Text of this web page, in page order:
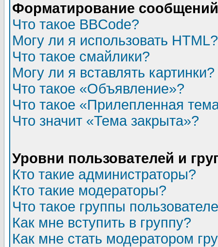
Форматирование
Что такое BBCode?
Могу ли я использовать HTML?
Что такое смайлики?
Могу ли я вставлять картинки?
Что такое «Объявление»?
Что такое «Прилепленная
Что значит «Тема закрыта»?
Уровни пользователей и
Кто такие администраторы?
Кто такие модераторы?
Что такое группы
Как мне вступить в группу?
Как мне стать модератором